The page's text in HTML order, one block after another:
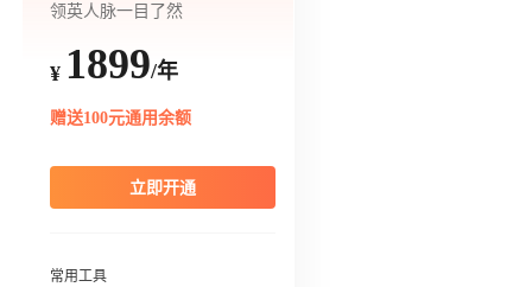
领英人脉一目了然
¥ 1899/年
赠送100元通用余额
立即开通
常用工具